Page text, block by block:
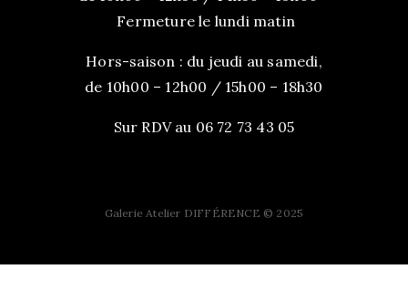
Fermeture le lundi matin
Hors-saison : du jeudi au samedi,
de 10h00 – 12h00 / 15h00 – 18h30
Sur RDV au 06 72 73 43 05
Galerie Atelier DIFFÉRENCE © 2025